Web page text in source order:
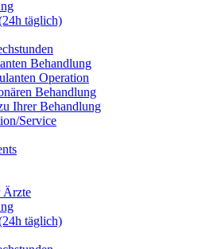
täglich)
Behandlung
Operation
Behandlung
Ihrer Behandlung
Service
Ärzte
täglich)